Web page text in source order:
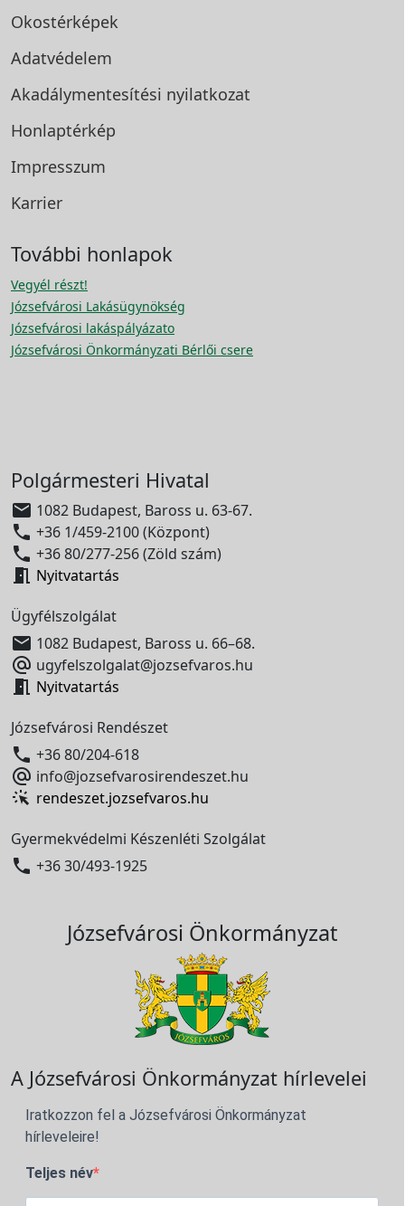
Okostérképek
Adatvédelem
Akadálymentesítési nyilatkozat
Honlaptérkép
Impresszum
Karrier
További honlapok
Vegyél részt!
Józsefvárosi Lakásügynökség
Józsefvárosi lakáspályázato
Józsefvárosi Önkormányzati Bérlői csere
Polgármesteri Hivatal
 1082 Budapest, Baross u. 63-67.
 +36 1/459-2100 (Központ)
 +36 80/277-256 (Zöld szám)
 Nyitvatartás
Ügyfélszolgálat
 1082 Budapest, Baross u. 66–68.
 ugyfelszolgalat@jozsefvaros.hu
 Nyitvatartás
Józsefvárosi Rendészet
 +36 80/204-618
 info@jozsefvarosirendeszet.hu
rendeszet.jozsefvaros.hu
Gyermekvédelmi Készenléti Szolgálat
 +36 30/493-1925
Józsefvárosi Önkormányzat
A Józsefvárosi Önkormányzat hírlevelei
Iratkozzon fel a Józsefvárosi Önkormányzat
hírleveleire!
Teljes név